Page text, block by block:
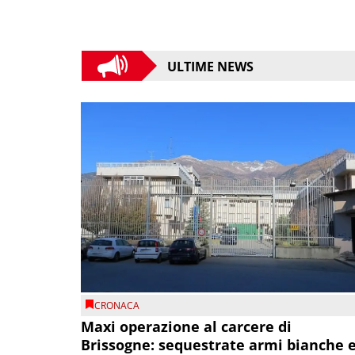
ULTIME NEWS
CRONACA
Maxi operazione al carcere di
Brissogne: sequestrate armi bianche